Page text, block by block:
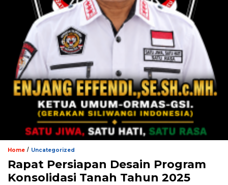
Home / Uncategorized
Rapat Persiapan Desain Program
Konsolidasi Tanah Tahun 2025